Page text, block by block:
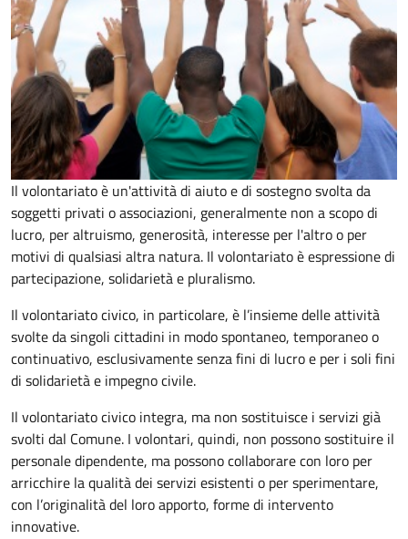
Il volontariato è un'attività di aiuto e di sostegno svolta da
soggetti privati o associazioni, generalmente non a scopo di
lucro, per altruismo, generosità, interesse per l'altro o per
motivi di qualsiasi altra natura. Il volontariato è espressione di
partecipazione, solidarietà e pluralismo.
Il volontariato civico, in particolare, è l’insieme delle attività
svolte da singoli cittadini in modo spontaneo, temporaneo o
continuativo, esclusivamente senza fini di lucro e per i soli fini
di solidarietà e impegno civile.
Il volontariato civico integra, ma non sostituisce i servizi già
svolti dal Comune. I volontari, quindi, non possono sostituire il
personale dipendente, ma possono collaborare con loro per
arricchire la qualità dei servizi esistenti o per sperimentare,
con l’originalità del loro apporto, forme di intervento
innovative.